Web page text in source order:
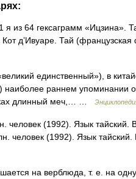
из 64 гексаграмм «Ицзина».
д’Ивуаре. Тай
единственный»), в
раннем упоминании
длинный меч,… …
человек (1992). Язык тайский.
человек (1992). Язык
на верблюда, т. е. на одну